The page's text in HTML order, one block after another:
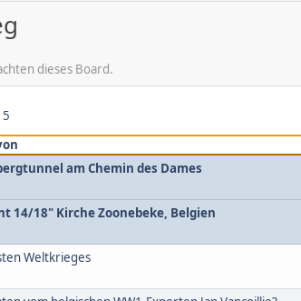
dieses Board.
5
am Chemin des Dames
14/18" Kirche Zoonebeke, Belgien
Weltkrieges